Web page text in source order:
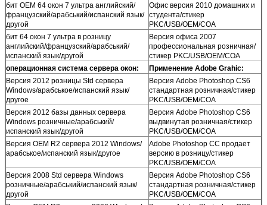
бит OEM 64 окон 7 ультра английский/
французский/арабський/испанский язык/
другой
Офис версия 2010 домашних и
студента/стикер
PKC/USB/OEM/COA
бит 64 окон 7 ультра в розницу
английский/французский/арабський/
испанский язык/другой
Версия офиса 2007
профессиональная розничная/
стикер PKC/USB/OEM/COA
операционная система сервера окон:
Применение Adobe Grahic:
Версия 2012 розницы Std сервера
Windows/арабськое/испанский язык/
другое
Версия Adobe Photoshop CS6
стандартная розничная/стикер
PKC/USB/OEM/COA
Версия 2012 базы данных сервера
Windows розничные/арабський/
испанский язык/другой
Версия Adobe Photoshop CS6
выдвинутая розничная/стикер
PKC/USB/OEM/COA
Версия OEM R2 сервера 2012 Windows/
арабськое/испанский язык/другое
Adobe Photoshop CC продает
версию в розницу/стикер
PKC/USB/OEM/COA
Версия 2008 Std сервера Windows
розничные/арабський/испанский язык/
другой
Версия Adobe Photoshop CS6
стандартная розничная/стикер
PKC/USB/OEM/COA